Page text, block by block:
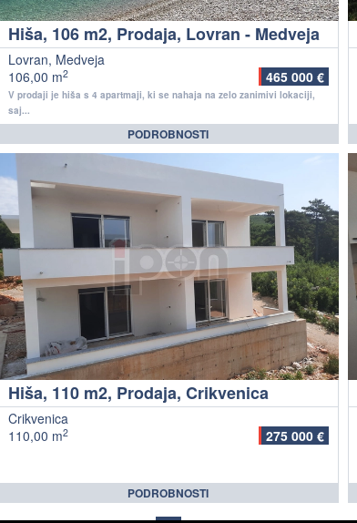
Hiša, 106 m2, Prodaja, Lovran - Medveja
Lovran, Medveja
106,00 m2 465 000 €
V prodaji je hiša s 4 apartmaji, ki se nahaja na zelo zanimivi lokaciji,
saj...
PODROBNOSTI
Hiša, 110 m2, Prodaja, Crikvenica
Crikvenica
110,00 m2 275 000 €
PODROBNOSTI